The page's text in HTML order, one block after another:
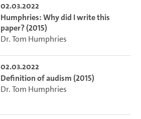
02.03.2022
Humphries: Why did I write this
paper? (2015)
Dr. Tom Humphries
02.03.2022
Definition of audism (2015)
Dr. Tom Humphries